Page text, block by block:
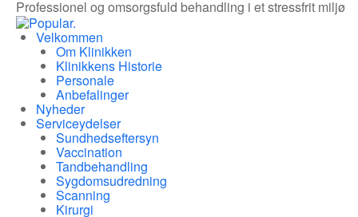
Professionel og omsorgsfuld behandling i et stressfrit miljø
Velkommen
Om Klinikken
Klinikkens Historie
Personale
Anbefalinger
Nyheder
Serviceydelser
Sundhedseftersyn
Vaccination
Tandbehandling
Sygdomsudredning
Scanning
Kirurgi